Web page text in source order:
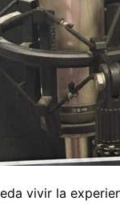
vivir la